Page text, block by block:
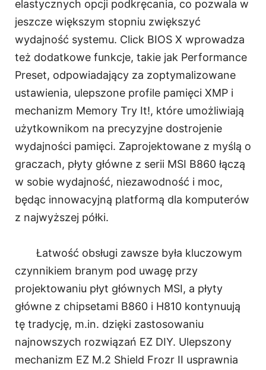
elastycznych opcji podkręcania, co pozwala w
jeszcze większym stopniu zwiększyć
wydajność systemu. Click BIOS X wprowadza
też dodatkowe funkcje, takie jak Performance
Preset, odpowiadający za zoptymalizowane
ustawienia, ulepszone profile pamięci XMP i
mechanizm Memory Try It!, które umożliwiają
użytkownikom na precyzyjne dostrojenie
wydajności pamięci. Zaprojektowane z myślą o
graczach, płyty główne z serii MSI B860 łączą
w sobie wydajność, niezawodność i moc,
będąc innowacyjną platformą dla komputerów
z najwyższej półki.
Łatwość obsługi zawsze była kluczowym
czynnikiem branym pod uwagę przy
projektowaniu płyt głównych MSI, a płyty
główne z chipsetami B860 i H810 kontynuują
tę tradycję, m.in. dzięki zastosowaniu
najnowszych rozwiązań EZ DIY. Ulepszony
mechanizm EZ M.2 Shield Frozr II usprawnia